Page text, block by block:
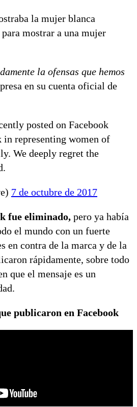
la mujer blanca
mostrar a una mujer
la ofensas que hemos
en su cuenta oficial de
posted on Facebook
in representing women of
We deeply regret the
7 de octubre de 2017
fue eliminado, pero ya había
el mundo con un fuerte
en contra de la marca y de la
rápidamente, sobre todo
que el mensaje es un
publicaron en Facebook